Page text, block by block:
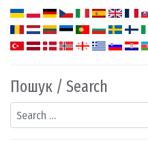
Пошук / Search
Search